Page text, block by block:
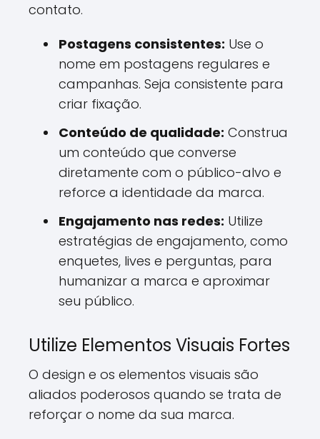
contato.
Postagens consistentes: Use o
nome em postagens regulares e
campanhas. Seja consistente para
criar fixação.
Conteúdo de qualidade: Construa
um conteúdo que converse
diretamente com o público-alvo e
reforce a identidade da marca.
Engajamento nas redes: Utilize
estratégias de engajamento, como
enquetes, lives e perguntas, para
humanizar a marca e aproximar
seu público.
Utilize Elementos Visuais Fortes
O design e os elementos visuais são
aliados poderosos quando se trata de
reforçar o nome da sua marca.